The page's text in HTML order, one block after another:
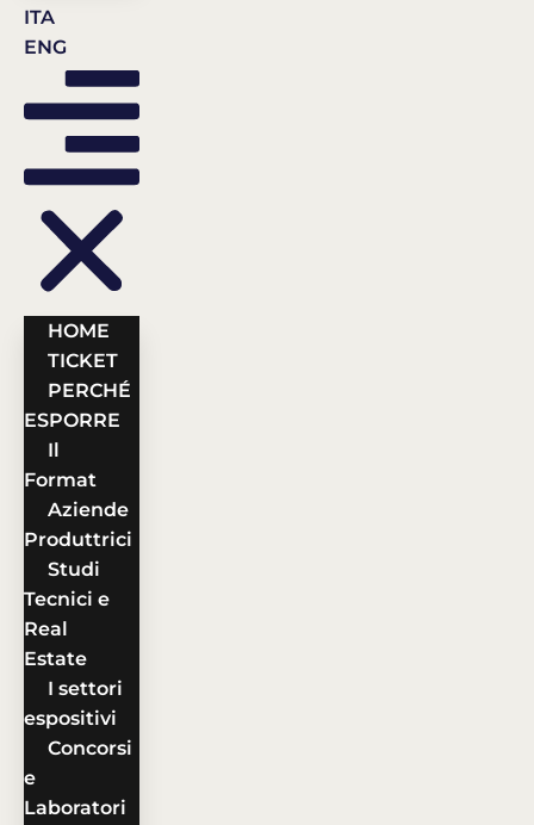
ITA
ENG
HOME
TICKET
PERCHÉ
ESPORRE
Il
Format
Aziende
Produttrici
Studi
Tecnici e
Real
Estate
I settori
espositivi
Concorsi
e
Laboratori